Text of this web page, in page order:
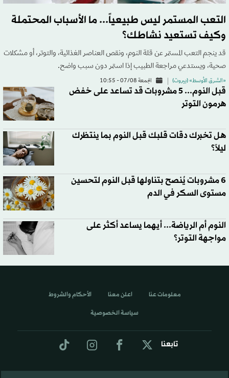
التعب المستمر ليس طبيعياً... ما الأسباب المحتملة
وكيف تستعيد نشاطك؟
قد ينجم التعب المستمر عن قلة النوم، ونقص العناصر الغذائية، والتوتر، أو مشكلات
صحية، ويستدعي مراجعة الطبيب إذا استمر دون سبب واضح.
«الشرق الأوسط» (بيروت) الجمعة 07/08 - 10:55
قبل النوم... 5 مشروبات قد تساعد على خفض
هرمون التوتر
هل تخبرك دقات قلبك قبل النوم بما ينتظرك
ليلاً؟
6 مشروبات يُنصح بتناولها قبل النوم لتحسين
مستوى السكر في الدم
النوم أم الرياضة... أيهما يساعد أكثر على
مواجهة التوتر؟
تابعنا
معلومات عنا اعلن معنا الأحكام والشروط
سياسة الخصوصية